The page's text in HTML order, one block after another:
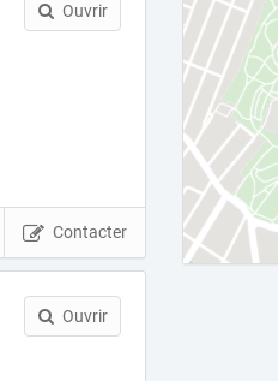
Ouvrir
Contacter
Ouvrir